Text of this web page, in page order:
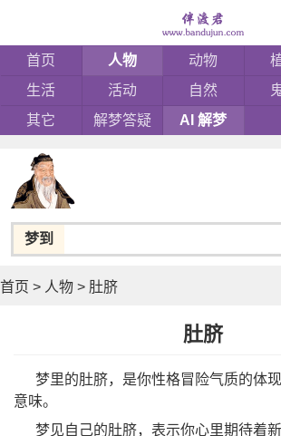
首页 人物 动物
生活
活动 自然
其它
解梦答疑 AI 解梦
梦到
首页 > 人物 > 肚脐
肚脐
梦里的肚脐，是你性格冒险气质的体
意味。
梦见自己的肚脐，表示你心里期待着新